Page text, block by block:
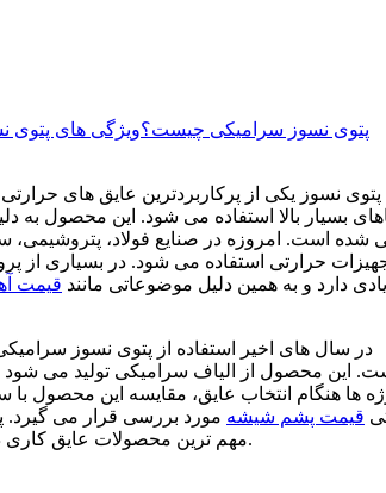
پتوی نسوز سرامیکی چیست؟ویژگی های پتوی
پتوی نسوز یکی از پرکاربردترین عایق های
بسیار بالا استفاده می شود. این محصول به
شده است. امروزه در صنایع فولاد، پتروشیمی،
حرارتی استفاده می شود. در بسیاری از
دارد و به همین دلیل موضوعاتی مانند قیمت
در سال های اخیر استفاده از پتوی نسوز
این محصول از الیاف سرامیکی تولید می شود و
ها هنگام انتخاب عایق، مقایسه این محصول با
قیمت پشم شیشه مورد بررسی قرار می گیرد.
مهم ترین محصولات عایق کاری در صنایع سنگین تبدیل شده است و کاربردهای گسترده ای در محیط های با دمای بالا دارد.